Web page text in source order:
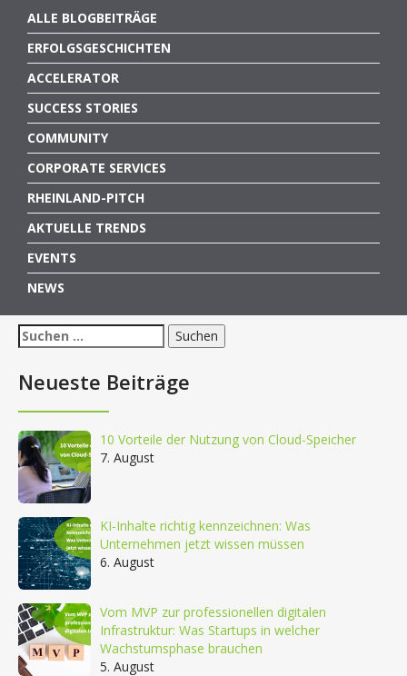
ALLE BLOGBEITRÄGE
ERFOLGSGESCHICHTEN
ACCELERATOR
SUCCESS STORIES
COMMUNITY
CORPORATE SERVICES
RHEINLAND-PITCH
AKTUELLE TRENDS
EVENTS
NEWS
Suchen
nach:
Neueste Beiträge
10 Vorteile der Nutzung von Cloud-Speicher
7. August
KI-Inhalte richtig kennzeichnen: Was
Unternehmen jetzt wissen müssen
6. August
Vom MVP zur professionellen digitalen
Infrastruktur: Was Startups in welcher
Wachstumsphase brauchen
5. August